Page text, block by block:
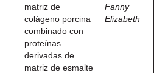
matriz de
colágeno porcina
combinado con
proteínas
derivadas de
matriz de esmalte
Fanny
Elizabeth